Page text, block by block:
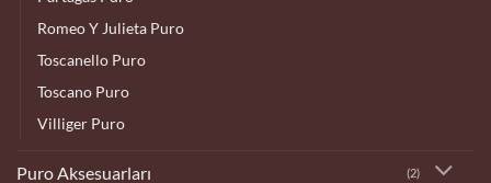
Romeo Y Julieta Puro
Toscanello Puro
Toscano Puro
Villiger Puro
Puro Aksesuarları (2)